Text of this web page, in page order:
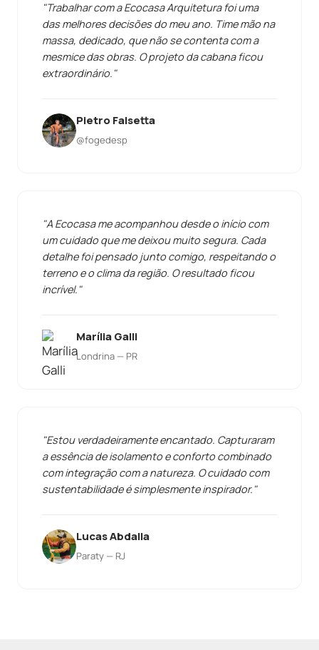
"Trabalhar com a Ecocasa Arquitetura foi uma
das melhores decisões do meu ano. Time mão na
massa, dedicado, que não se contenta com a
mesmice das obras. O projeto da cabana ficou
extraordinário."
Pietro Falsetta
@fogedesp
"A Ecocasa me acompanhou desde o início com
um cuidado que me deixou muito segura. Cada
detalhe foi pensado junto comigo, respeitando o
terreno e o clima da região. O resultado ficou
incrível."
Marília Galli
Londrina — PR
"Estou verdadeiramente encantado. Capturaram
a essência de isolamento e conforto combinado
com integração com a natureza. O cuidado com
sustentabilidade é simplesmente inspirador."
Lucas Abdalla
Paraty — RJ